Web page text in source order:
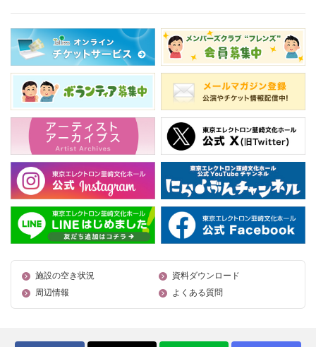
施設の空き状況
資料ダウンロード
周辺情報
よくある質問